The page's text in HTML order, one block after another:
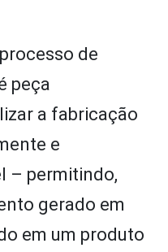
de
peça
a fabricação
e
– permitindo,
gerado em
em um produto